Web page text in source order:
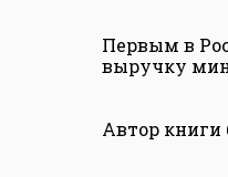
Первым в
выручку
Автор книги